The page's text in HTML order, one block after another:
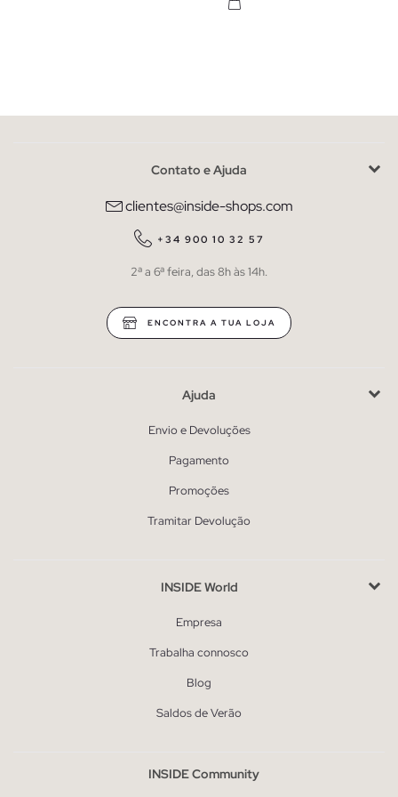
Contato e Ajuda
clientes@inside-shops.com
+34 900 10 32 57
2ª a 6ª feira, das 8h às 14h.
ENCONTRA A TUA LOJA
Ajuda
Envio e Devoluções
Pagamento
Promoções
Tramitar Devolução
INSIDE World
Empresa
Trabalha connosco
Blog
Saldos de Verão
INSIDE Community